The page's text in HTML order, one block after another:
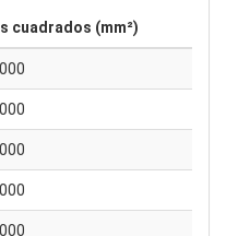
cuadrados (mm²)